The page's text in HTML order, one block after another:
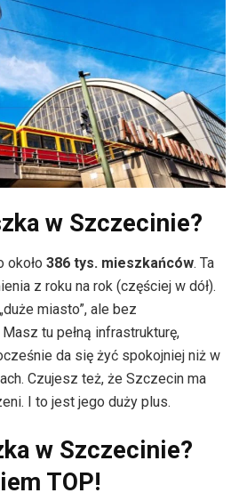
w Szczecinie?
około 386 tys. mieszkańców. Ta
z roku na rok (częściej w dół).
miasto”, ale bez
tu pełną infrastrukturę,
da się żyć spokojniej niż w
Czujesz też, że Szczecin ma
I to jest jego duży plus.
w Szczecinie?
TOP!